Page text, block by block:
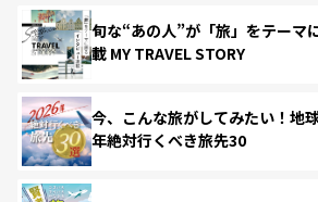
旬な“あの人”が「旅」をテーマ
載 MY TRAVEL STORY
今、こんな旅がしてみたい！地
年絶対行くべき旅先30